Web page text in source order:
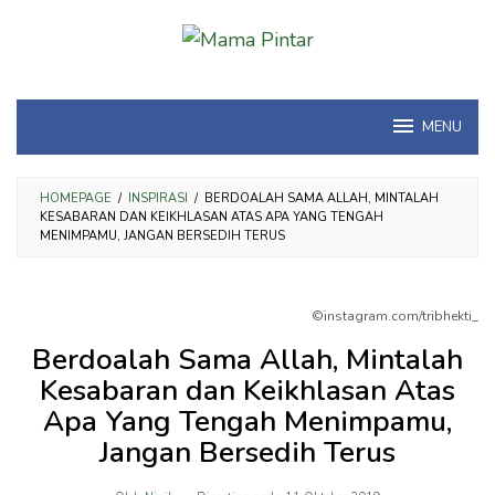
MENU
HOMEPAGE / INSPIRASI / BERDOALAH SAMA ALLAH, MINTALAH
KESABARAN DAN KEIKHLASAN ATAS APA YANG TENGAH
MENIMPAMU, JANGAN BERSEDIH TERUS
©instagram.com/tribhekti_
Berdoalah Sama Allah, Mintalah
Kesabaran dan Keikhlasan Atas
Apa Yang Tengah Menimpamu,
Jangan Bersedih Terus